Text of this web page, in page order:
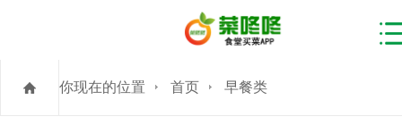
你现在的位置 首页 早餐类